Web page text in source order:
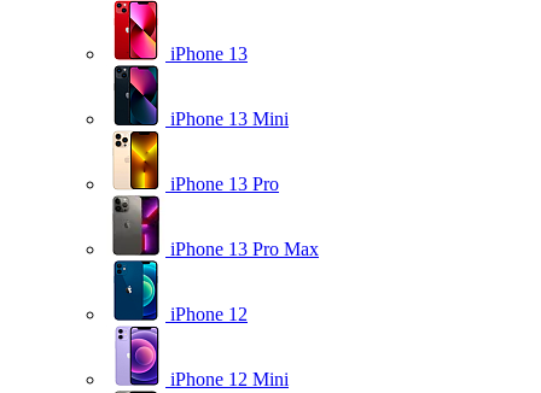
iPhone 13
iPhone 13 Mini
iPhone 13 Pro
iPhone 13 Pro Max
iPhone 12
iPhone 12 Mini